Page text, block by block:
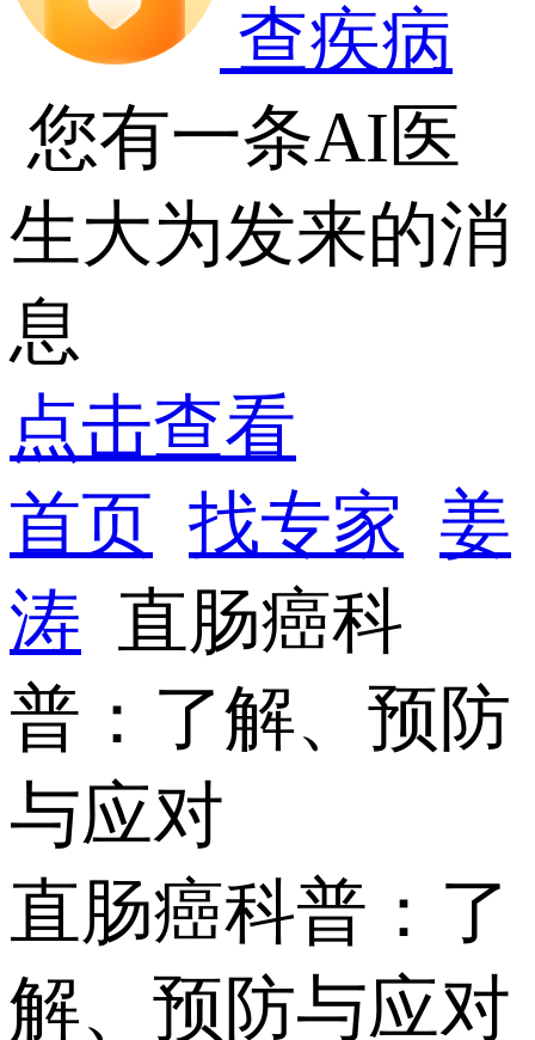
查疾病
您有一条AI医
生大为发来的消
息
点击查看
首页 找专家 姜
涛 直肠癌科
普：了解、预防
与应对
直肠癌科普：了
解、预防与应对